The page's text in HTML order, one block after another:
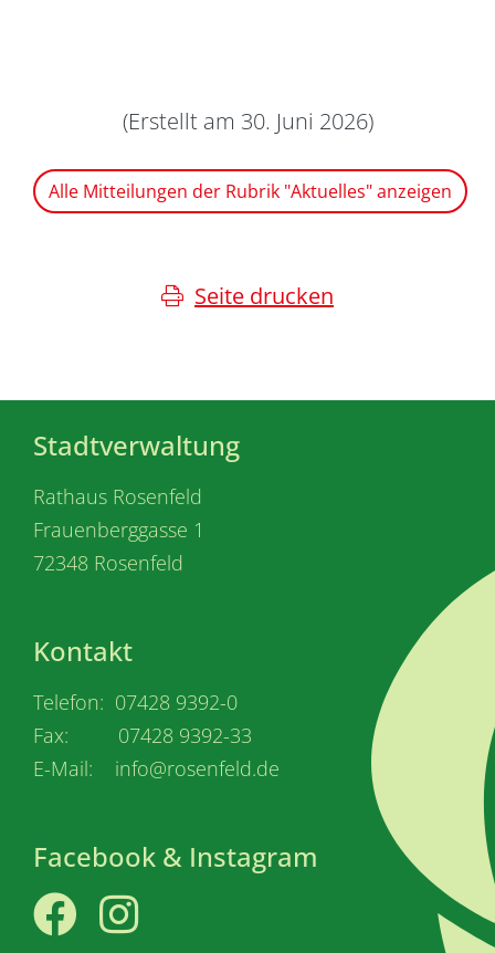
(Erstellt am 30. Juni 2026)
Alle Mitteilungen der Rubrik "Aktuelles" anzeigen
Seite drucken
Stadtverwaltung
Rathaus Rosenfeld
Frauenberggasse 1
72348 Rosenfeld
Kontakt
Telefon: 07428 9392-0
Fax: 07428 9392-33
E-Mail: info@rosenfeld.de
Facebook & Instagram